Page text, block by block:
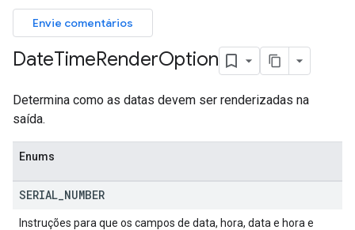
Envie comentários
DateTimeRenderOption
Determina como as datas devem ser renderizadas na
saída.
Enums
SERIAL NUMBER
Instruções para que os campos de data, hora, data e hora e